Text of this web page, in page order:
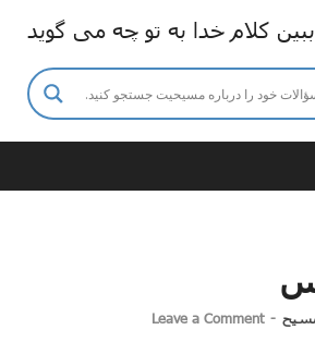
کلام خدا به تو چه می گوید
-
Leave a Comment